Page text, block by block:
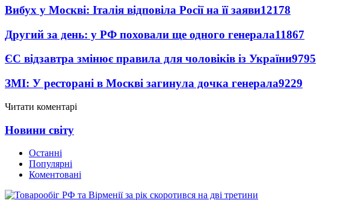
Вибух у Москві: Італія відповіла Росії на її заяви12178
Другий за день: у РФ поховали ще одного генерала11867
ЄС відзавтра змінює правила для чоловіків із України9795
ЗМІ: У ресторані в Москві загинула дочка генерала9229
Читати коментарі
Новини світу
Останні
Популярні
Коментовані